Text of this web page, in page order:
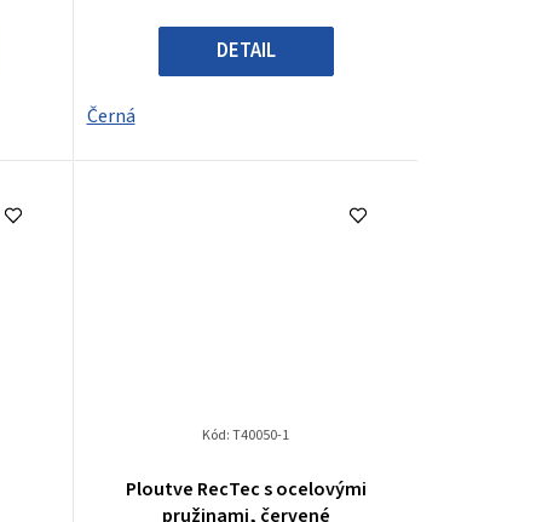
DETAIL
Černá
Ploutve RecTec s ocelovými
pružinami, červené
Kód:T40050-1